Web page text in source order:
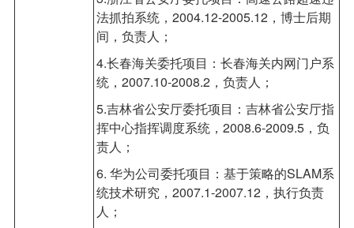
法抓拍系统，2004.12-2005.12，博士后期
间，负责人；
4.长春海关委托项目：长春海关内网门户系
统，2007.10-2008.2，负责人；
5.吉林省公安厅委托项目：吉林省公安厅指
挥中心指挥调度系统，2008.6-2009.5，负
责人；
6. 华为公司委托项目：基于策略的SLAM系
统技术研究，2007.1-2007.12，执行负责
人；